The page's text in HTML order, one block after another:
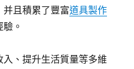
并且積累了豐富道具製作
。
、提升生活質量等多維